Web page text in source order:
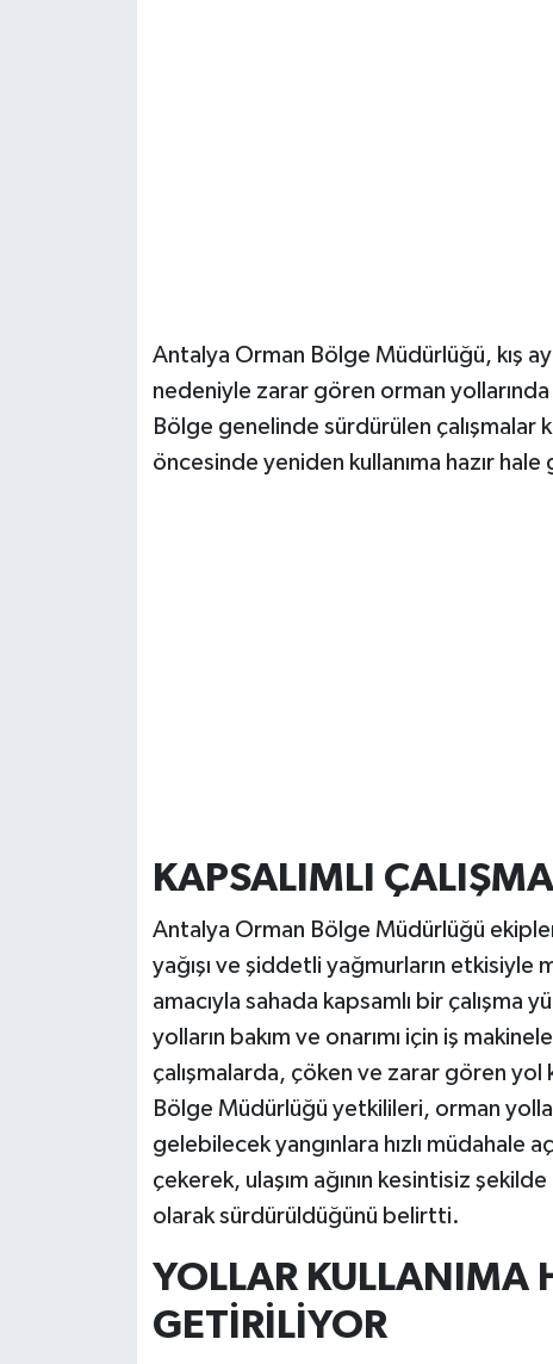
Antalya Orman Bölge Müdürlüğü, kış
nedeniyle zarar gören orman yollarında
Bölge genelinde sürdürülen çalışmalar
öncesinde yeniden kullanıma hazır
KAPSALIMLI ÇALIŞMA
Antalya Orman Bölge Müdürlüğü
yağışı ve şiddetli yağmurların etkisiyle
amacıyla sahada kapsamlı bir çalışma
yolların bakım ve onarımı için iş
çalışmalarda, çöken ve zarar gören
Bölge Müdürlüğü yetkilileri, orman
gelebilecek yangınlara hızlı müdahale
çekerek, ulaşım ağının kesintisiz
olarak sürdürüldüğünü belirtti.
YOLLAR KULLANIMA
GETİRİLİYOR